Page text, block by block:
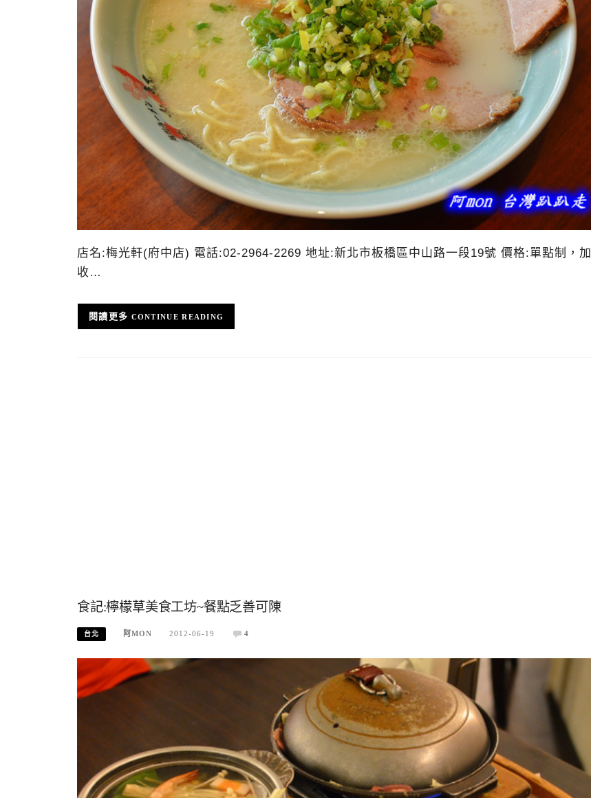
店名:梅光軒(府中店) 電話:02-2964-2269 地址:新北市板橋區中山路一段19號 價格:單點制，加
收…
CONTINUE READING
食記:檸檬草美食工坊~餐點乏善可陳
台北 阿MON 2012-06-19 4